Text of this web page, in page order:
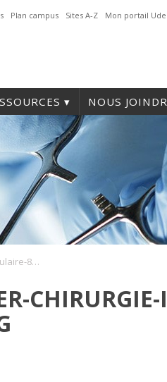
Plan campus Sites A-Z Mon portail
NOUS
Bouthiller-chirurgie-insulaire-80×801.png